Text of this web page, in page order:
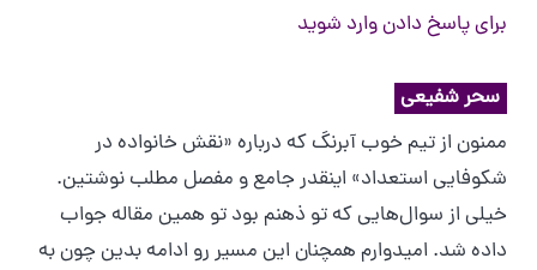
برای پاسخ دادن وارد شوید
سحر شفیعی
ممنون از تیم خوب آبرنگ که درباره «نقش خانواده در
شکوفایی استعداد» اینقدر جامع و مفصل مطلب نوشتین.
خیلی از سوال‌هایی که تو ذهنم بود تو همین مقاله جواب
داده شد. امیدوارم همچنان این مسیر رو ادامه بدین چون به